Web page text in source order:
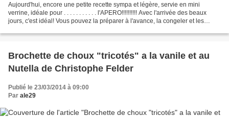
Aujourd'hui, encore une petite recette sympa et légère, servie en mini
verrine, idéale pour . . . . . . . . . . . l'APERO!!!!!!!!!! Avec l'arrivée des beaux
jours, c'est idéal! Vous pouvez la préparer à l'avance, la congeler et les
Brochette de choux "tricotés" a la vanile et au
Nutella de Christophe Felder
Publié le 23/03/2014 à 09:00
Par ale29